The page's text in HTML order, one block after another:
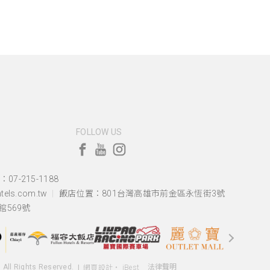
FOLLOW US
07-215-1188
飯店位置： 801台灣高雄市前金區永恆街3號
569號
All Rights Reserved. 網頁設計 ‧ iBest 法律聲明